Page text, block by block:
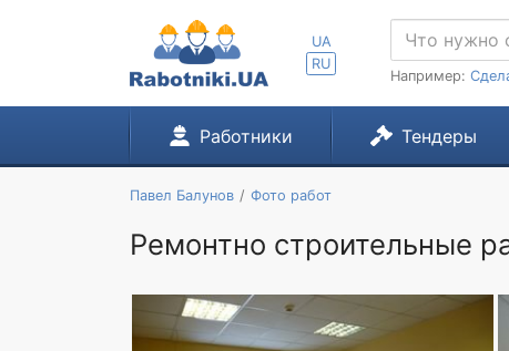
UA
RU
Например:
Работники Тендеры
Павел Балунов Фото работ
Ремонтно строительные